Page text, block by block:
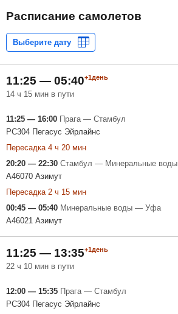
Расписание самолетов
11:25 — 05:40+1день
14 ч 15 мин в пути
11:25 — 16:00 Прага — Стамбул
PC304 Пегасус Эйрлайнс
Пересадка 4 ч 20 мин
20:20 — 22:30 Стамбул — Минеральные воды
A46070 Азимут
Пересадка 2 ч 15 мин
00:45 — 05:40 Минеральные воды — Уфа
A46021 Азимут
11:25 — 13:35+1день
22 ч 10 мин в пути
12:00 — 15:35 Прага — Стамбул
PC304 Пегасус Эйрлайнс